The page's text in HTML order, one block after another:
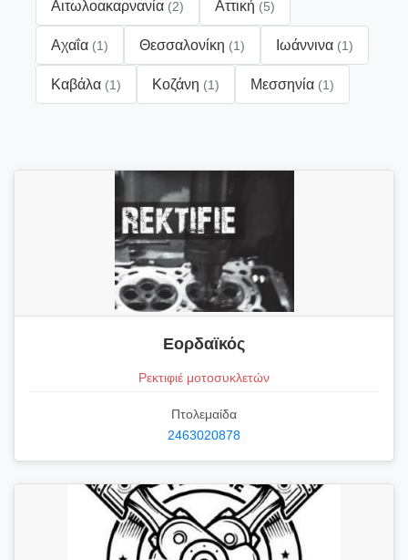
Αιτωλοακαρνανία (2) Αττική (5)
Αχαΐα (1) Θεσσαλονίκη (1) Ιωάννινα (1)
Καβάλα (1) Κοζάνη (1) Μεσσηνία (1)
Εορδαϊκός
Ρεκτιφιέ μοτοσυκλετών
Πτολεμαίδα
2463020878